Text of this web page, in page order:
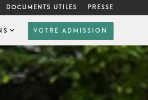
DOCUMENTS UTILES PRESSE
VOTRE ADMISSION